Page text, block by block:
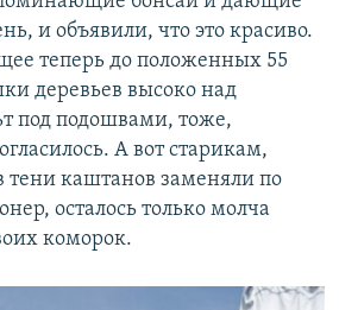
и объявили, что это красиво.
теперь до положенных 55
деревьев высоко над
под подошвами, тоже,
А вот старикам,
тени каштанов заменяли по
осталось только молча
коморок.